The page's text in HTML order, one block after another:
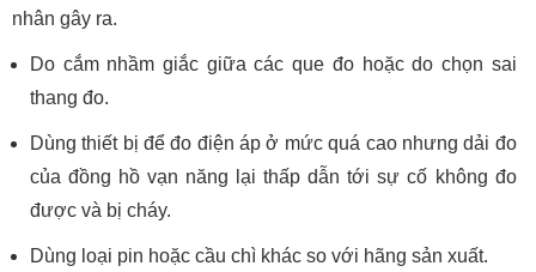
nhân gây ra.
Do cắm nhầm giắc giữa các que đo hoặc do chọn sai
thang đo.
Dùng thiết bị để đo điện áp ở mức quá cao nhưng dải đo
của đồng hồ vạn năng lại thấp dẫn tới sự cố không đo
được và bị cháy.
Dùng loại pin hoặc cầu chì khác so với hãng sản xuất.